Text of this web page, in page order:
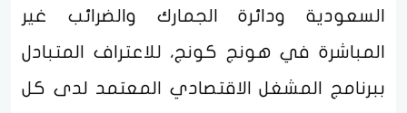
السعودية ودائرة الجمارك والضرائب غير
المباشرة في هونج كونج، للاعتراف المتبادل
ببرنامج المشغل الاقتصادي المعتمد لدى كل